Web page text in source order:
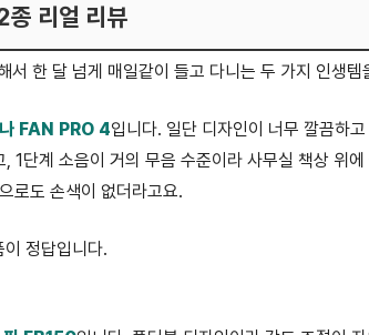
종 리얼 리뷰
한 달 넘게 매일같이 들고 다니는 두 가지 인생템
FAN PRO 4입니다. 일단 디자인이 너무 깔끔하
단계 소음이 거의 무음 수준이라 사무실 책상 위
로도 손색이 없더라고요.
정답입니다.